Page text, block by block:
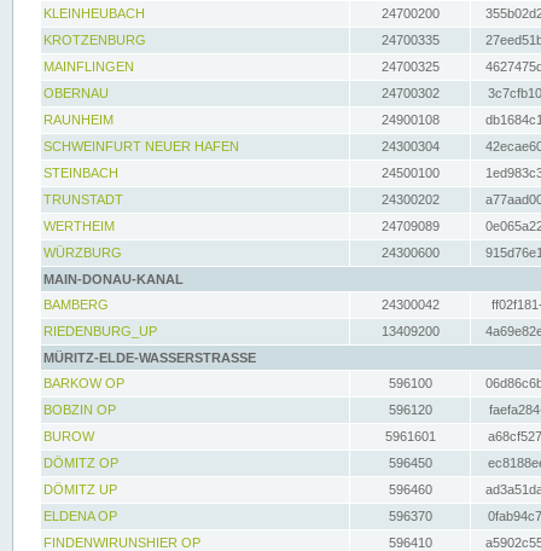
KLEINHEUBACH 24700200
KROTZENBURG
24700335
MAINFLINGEN
24700325
OBERNAU
24700302
RAUNHEIM
24900108
SCHWEINFURT NEUER HAFEN
24300304
STEINBACH
24500100
TRUNSTADT
24300202
WERTHEIM
24709089
WÜRZBURG
24300600
MAIN-DONAU-KANAL
BAMBERG
24300042
RIEDENBURG_UP
13409200
MÜRITZ-ELDE-WASSERSTRASSE
BARKOW OP
596100
BOBZIN OP
596120
BUROW
5961601
DÖMITZ OP
596450
DÖMITZ UP
596460
ELDENA OP
596370
FINDENWIRUNSHIER OP
596410